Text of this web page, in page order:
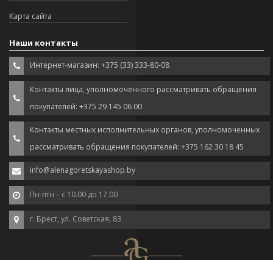
Карта сайта
Наши контакты
Интернет-магазин: +375 (33) 333-80-08
Контакты лица, уполномоченного рассматривать обращения
покупателей: +375 29 145 06 00
Контакты местных исполнительных органов, уполномоченных
рассматривать обращения покупателей: +375 162 30 18 45
info@alenagoretskayashop.by
Пн-птн – с 10.00 до 17.00
г. Брест, ул. Советская, 83